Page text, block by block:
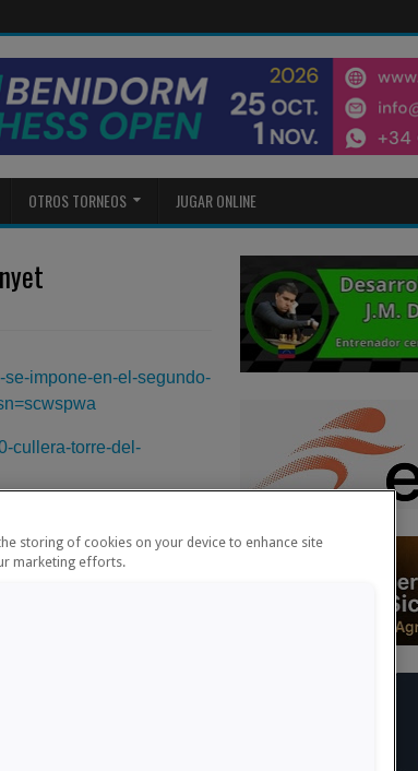
OTROS TORNEOS JUGAR ONLINE
impone-en-el-segundo-
cullera-torre-del-
storing of cookies on your device to enhance site
marketing efforts.